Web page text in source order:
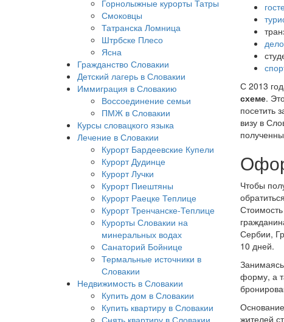
Горнолыжные курорты Татры
Смоковцы
Татранска Ломница
Штрбске Плесо
Ясна
Гражданство Словакии
Детский лагерь в Словакии
Иммиграция в Словакию
Воссоединение семьи
ПМЖ в Словакии
Курсы словацкого языка
Лечение в Словакии
Курорт Бардеевские Купели
Курорт Дудинце
Курорт Лучки
Курорт Пиештяны
Курорт Раецке Теплице
Курорт Тренчанске-Теплице
Курорты Словакии на
минеральных водах
Санаторий Бойнице
Термальные источники в
Словакии
Недвижимость в Словакии
Купить дом в Словакии
Купить квартиру в Словакии
Снять квартиру в Словакии
С 2013
схеме.
посетить
визу в
Чтобы
Сербии,
10 дней.
форму, а
жителей